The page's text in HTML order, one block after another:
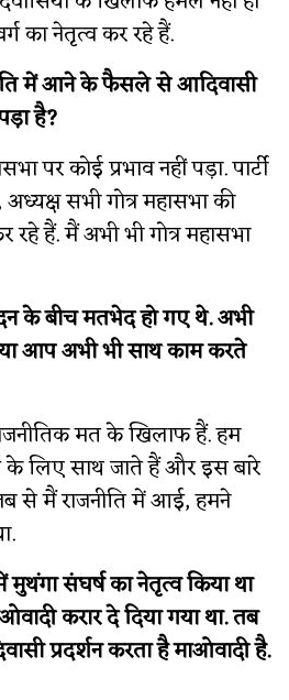
का नेतृत्व कर रहे हैं.
में आने के फैसले से आदिवासी
है?
पर कोई प्रभाव नहीं पड़ा. पार्टी
सभी गोत्र महासभा की
रहे हैं. मैं अभी भी गोत्र महासभा
के बीच मतभेद हो गए थे. अभी
अभी भी साथ काम करते
मत के खिलाफ हैं. हम
लिए साथ जाते हैं और इस बारे
से मैं राजनीति में आई, हमने
संघर्ष का नेतृत्व किया था
करार दे दिया गया था. तब
प्रदर्शन करता है माओवादी है.